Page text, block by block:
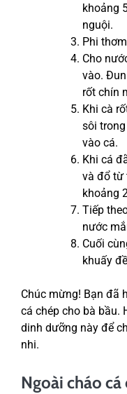
khoảng
nguội.
Phi
Cho
vào.
rốt chín
Khi cà
sôi
vào cá.
Khi cá
và đổ từ
khoảng
Tiếp
nước
Cuối
khuấy
Chúc mừng! Bạn đã
cá chép cho bà bầu.
dinh dưỡng này để
nhi.
Ngoài cháo cá